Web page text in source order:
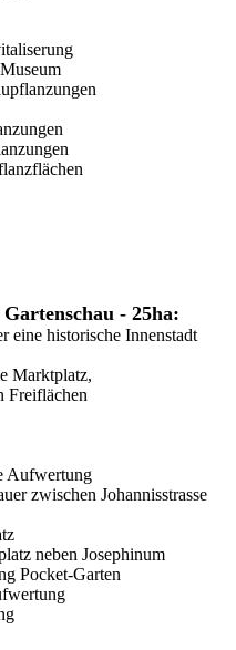
- 25ha:
eine historische Innenstadt
Marktplatz,
Freiflächen
Aufwertung
zwischen Johannisstrasse
neben Josephinum
Pocket-Garten